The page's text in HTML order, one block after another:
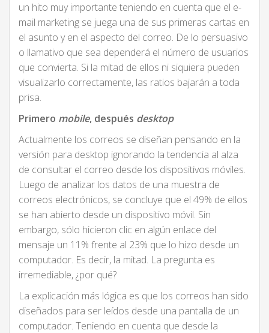
un hito muy importante teniendo en cuenta que el e-
mail marketing se juega una de sus primeras cartas en
el asunto y en el aspecto del correo. De lo persuasivo
o llamativo que sea dependerá el número de usuarios
que convierta. Si la mitad de ellos ni siquiera pueden
visualizarlo correctamente, las ratios bajarán a toda
prisa.
Primero mobile, después desktop
Actualmente los correos se diseñan pensando en la
versión para desktop ignorando la tendencia al alza
de consultar el correo desde los dispositivos móviles.
Luego de analizar los datos de una muestra de
correos electrónicos, se concluye que el 49% de ellos
se han abierto desde un dispositivo móvil. Sin
embargo, sólo hicieron clic en algún enlace del
mensaje un 11% frente al 23% que lo hizo desde un
computador. Es decir, la mitad. La pregunta es
irremediable, ¿por qué?
La explicación más lógica es que los correos han sido
diseñados para ser leídos desde una pantalla de un
computador. Teniendo en cuenta que desde la